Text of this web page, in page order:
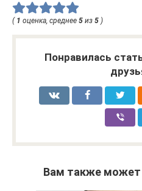
( 1 оценка, среднее 5 из 5 )
Понравилась
Вам также может